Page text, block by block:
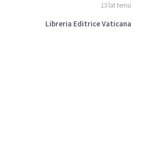
13 lat temu
Libreria Editrice Vaticana